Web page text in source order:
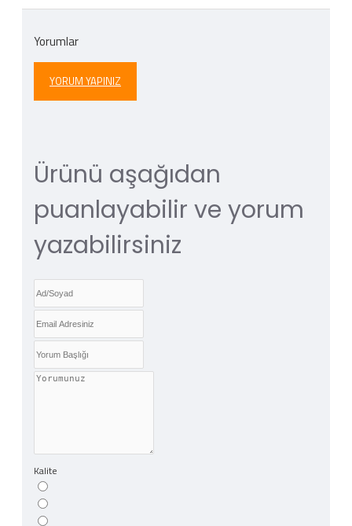
Yorumlar
YORUM YAPINIZ
Ürünü aşağıdan
puanlayabilir ve yorum
yazabilirsiniz
Kalite